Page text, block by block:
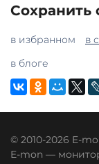
Сохранить
в избранном в
в блоге
© 2010-2026 E-
E-mon —